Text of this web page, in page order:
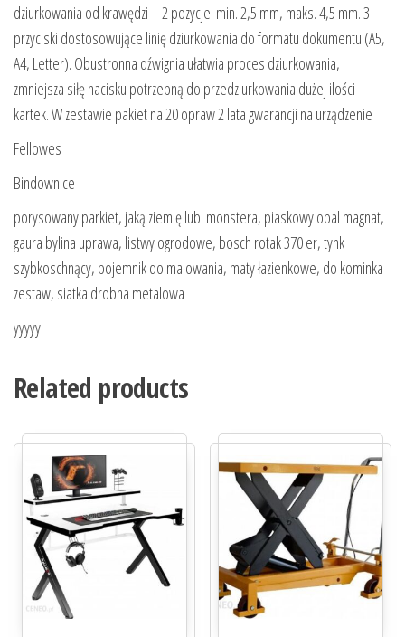
dziurkowania od krawędzi – 2 pozycje: min. 2,5 mm, maks. 4,5 mm. 3
przyciski dostosowujące linię dziurkowania do formatu dokumentu (A5,
A4, Letter). Obustronna dźwignia ułatwia proces dziurkowania,
zmniejsza siłę nacisku potrzebną do przedziurkowania dużej ilości
kartek. W zestawie pakiet na 20 opraw 2 lata gwarancji na urządzenie
Fellowes
Bindownice
porysowany parkiet, jaką ziemię lubi monstera, piaskowy opal magnat,
gaura bylina uprawa, listwy ogrodowe, bosch rotak 370 er, tynk
szybkoschnący, pojemnik do malowania, maty łazienkowe, do kominka
zestaw, siatka drobna metalowa
yyyyy
Related products